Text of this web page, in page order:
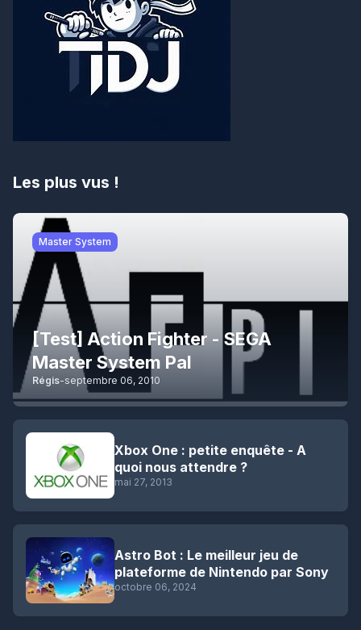
Les plus vus !
Master System
[Test] Action Fighter - SEGA
Master System Pal
Régis-septembre 06, 2010
Xbox One : petite enquête - A
quoi nous attendre ?
mai 27, 2013
Astro Bot : Le meilleur jeu de
plateforme de Nintendo par Sony
octobre 06, 2024